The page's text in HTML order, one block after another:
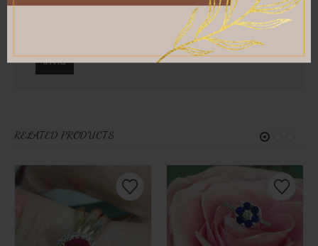
Salva il mio nome, email e sito web in questo
browser per la prossima volta che commento.
RELATED PRODUCTS